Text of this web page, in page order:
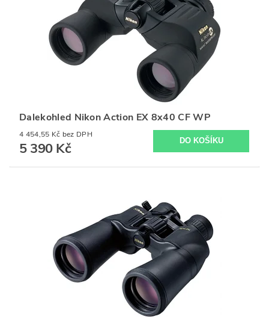
Dalekohled Nikon Action EX 8x40 CF WP
4 454,55 Kč bez DPH
5 390 Kč